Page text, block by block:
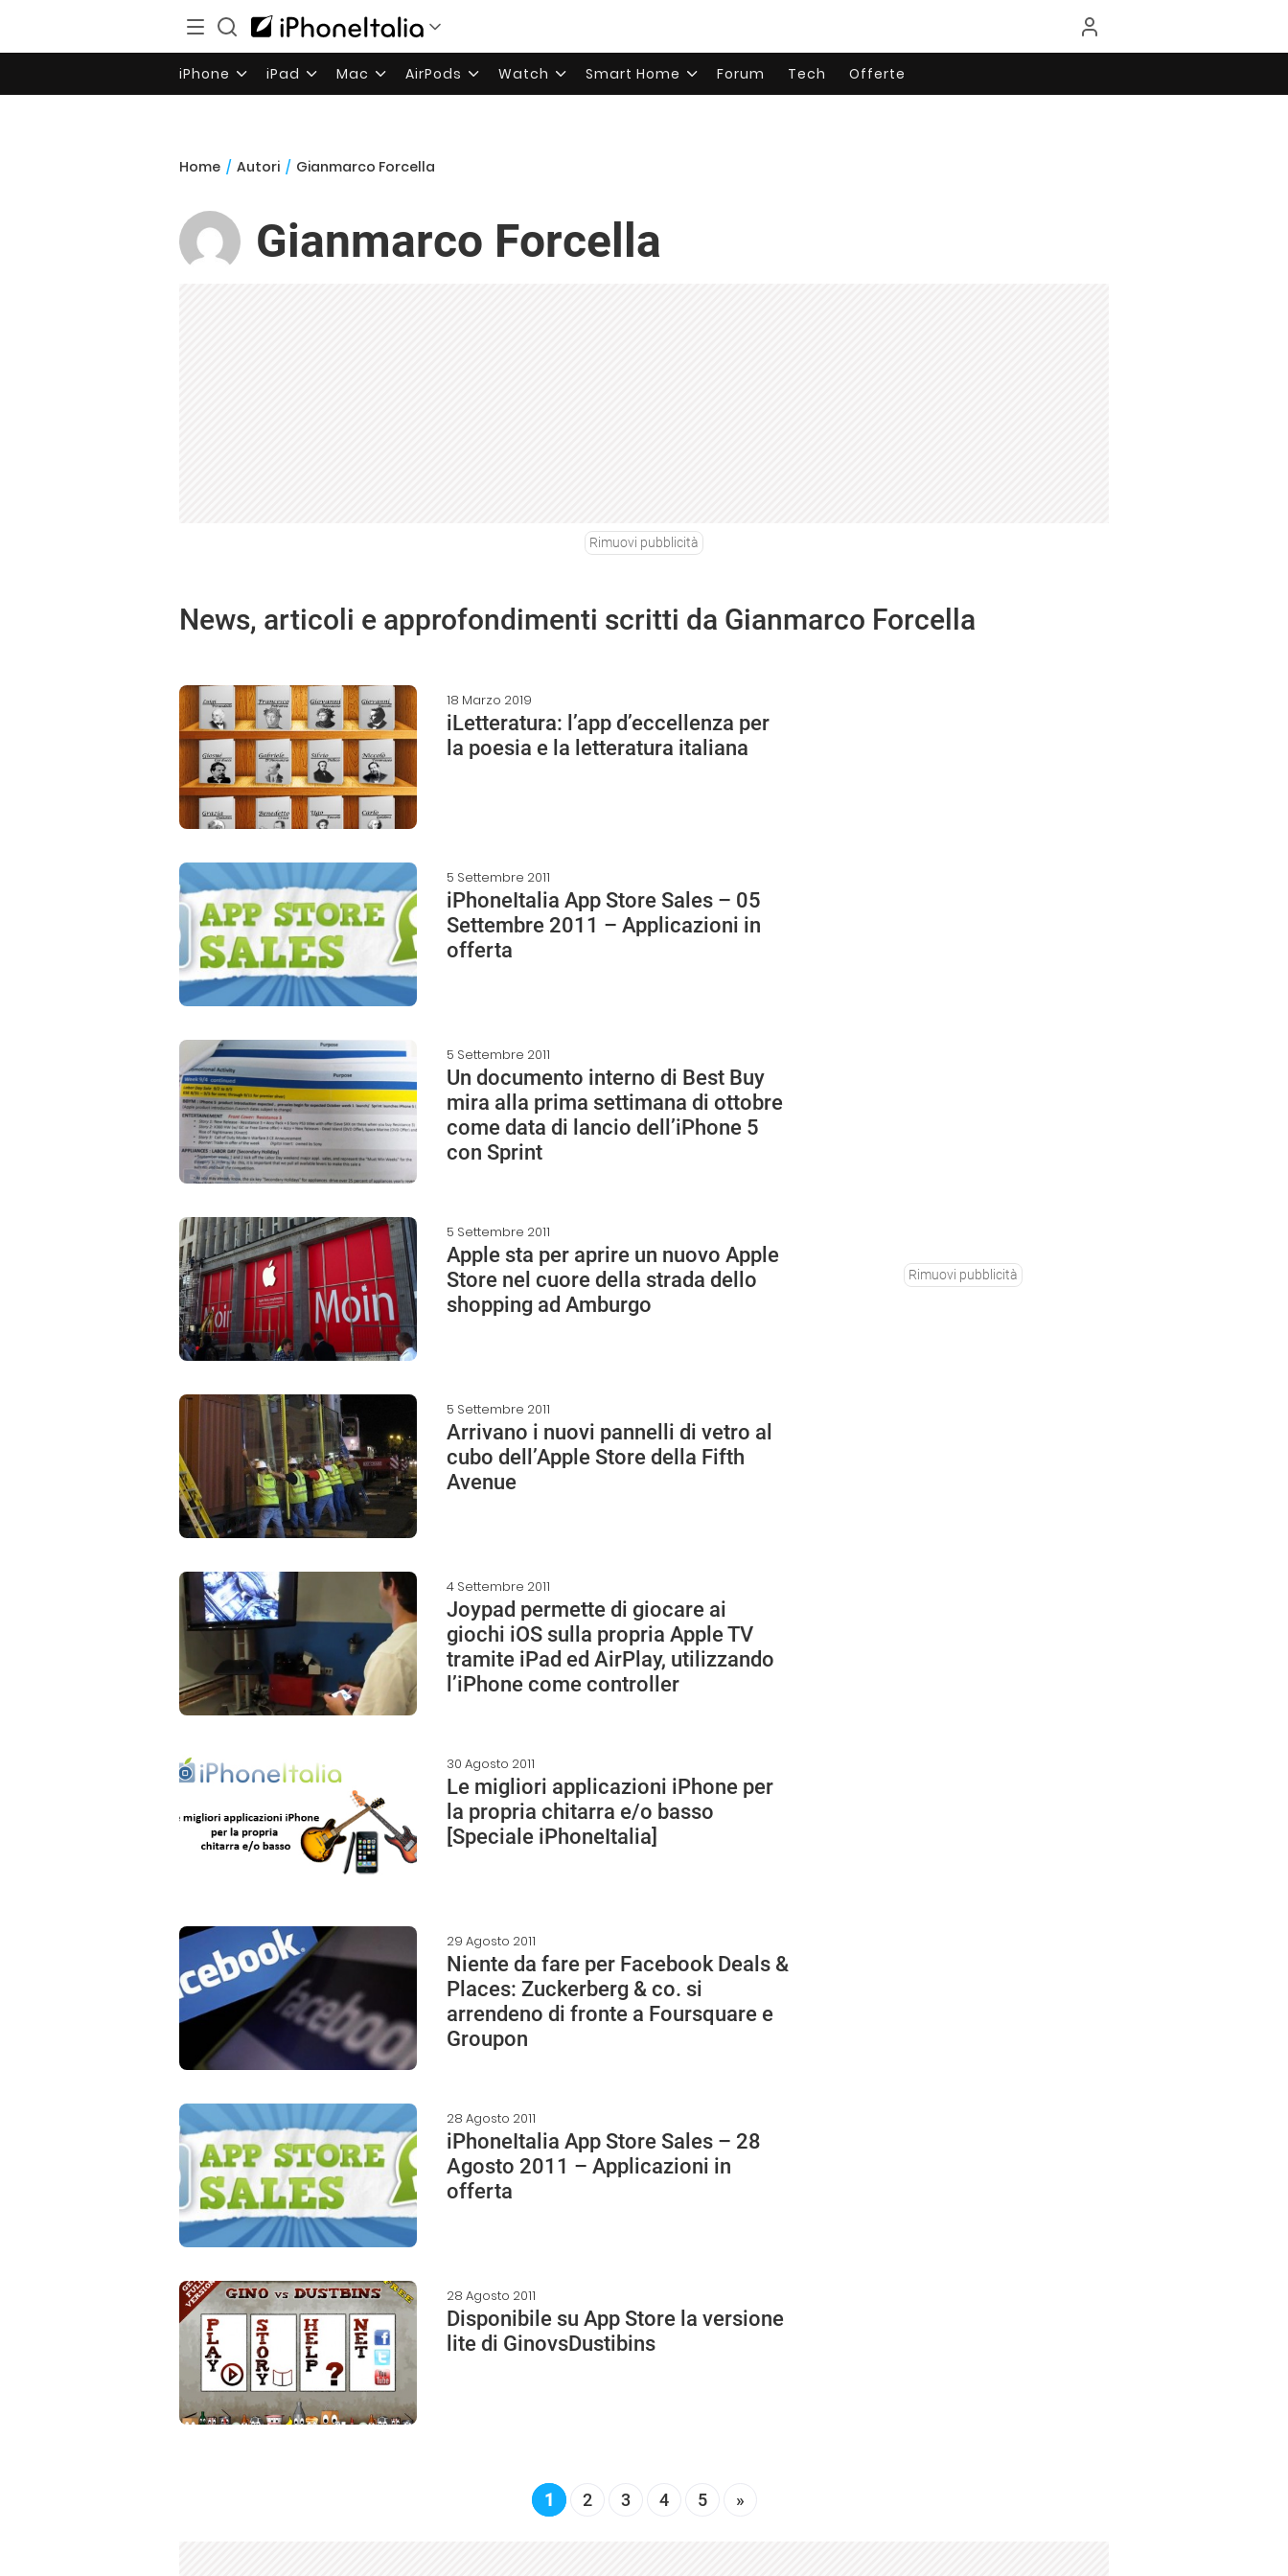
iPhone iPad Mac AirPods Watch Smart Home Forum Tech Offerte
Home / Autori / Gianmarco Forcella
Gianmarco Forcella
Rimuovi pubblicità
News, articoli e approfondimenti scritti da Gianmarco Forcella
18 Marzo 2019
iLetteratura: l’app d’eccellenza per
la poesia e la letteratura italiana
5 Settembre 2011
iPhoneItalia App Store Sales – 05
Settembre 2011 – Applicazioni in
offerta
5 Settembre 2011
Un documento interno di Best Buy
mira alla prima settimana di ottobre
come data di lancio dell’iPhone 5
con Sprint
5 Settembre 2011
Apple sta per aprire un nuovo Apple
Store nel cuore della strada dello
shopping ad Amburgo
5 Settembre 2011
Arrivano i nuovi pannelli di vetro al
cubo dell’Apple Store della Fifth
Avenue
4 Settembre 2011
Joypad permette di giocare ai
giochi iOS sulla propria Apple TV
tramite iPad ed AirPlay, utilizzando
l’iPhone come controller
30 Agosto 2011
Le migliori applicazioni iPhone per
la propria chitarra e/o basso
[Speciale iPhoneItalia]
29 Agosto 2011
Niente da fare per Facebook Deals &
Places: Zuckerberg & co. si
arrendeno di fronte a Foursquare e
Groupon
28 Agosto 2011
iPhoneItalia App Store Sales – 28
Agosto 2011 – Applicazioni in
offerta
28 Agosto 2011
Disponibile su App Store la versione
lite di GinovsDustibins
Rimuovi pubblicità
1 2 3 4 5 »